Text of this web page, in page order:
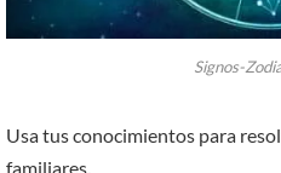
Signos-
Usa tus conocimientos para
familiares.